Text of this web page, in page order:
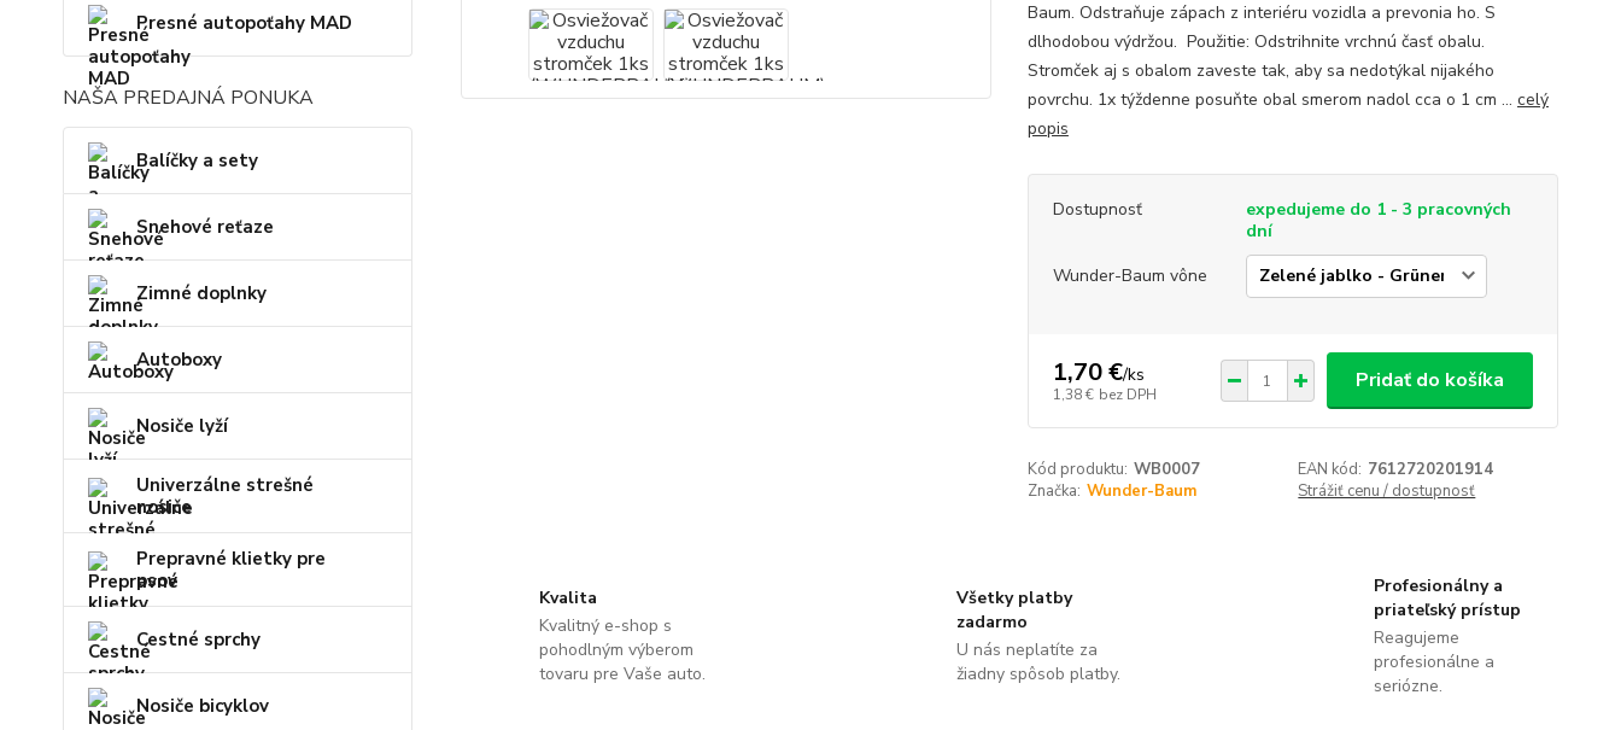
Presné autopoťahy MAD
NAŠA PREDAJNÁ PONUKA
Balíčky a sety
Snehové reťaze
Zimné doplnky
Autoboxy
Nosiče lyží
Univerzálne strešné
nosiče
Prepravné klietky pre
psov
Cestné sprchy
Nosiče bicyklov
Baum. Odstraňuje zápach z interiéru vozidla a prevonia ho. S
dlhodobou výdržou. Použitie: Odstrihnite vrchnú časť obalu.
Stromček aj s obalom zaveste tak, aby sa nedotýkal nijakého
povrchu. 1x týždenne posuňte obal smerom nadol cca o 1 cm ... celý
popis
Dostupnosť
expedujeme do 1 - 3 pracovných
dní
Wunder-Baum vône
1,70 €/ks
1,38 € bez DPH
Pridať do košíka
Kód produktu: WB0007 EAN kód: 7612720201914
Značka: Wunder-Baum Strážiť cenu / dostupnosť
Kvalita
Kvalitný e-shop s
pohodlným výberom
tovaru pre Vaše auto.
Všetky platby
zadarmo
U nás neplatíte za
žiadny spôsob platby.
Profesionálny a
priateľský prístup
Reagujeme
profesionálne a
seriózne.